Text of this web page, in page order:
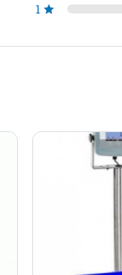
200kg;
100g.
1